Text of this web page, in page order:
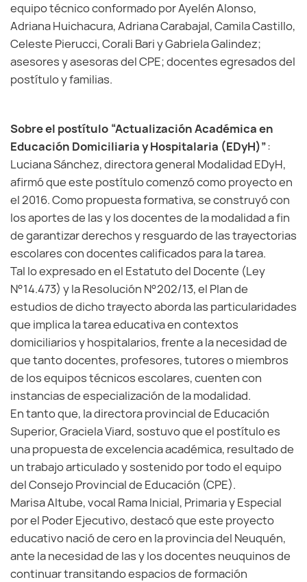
equipo técnico conformado por Ayelén Alonso,
Adriana Huichacura, Adriana Carabajal, Camila Castillo,
Celeste Pierucci, Corali Bari y Gabriela Galindez;
asesores y asesoras del CPE; docentes egresados del
postítulo y familias.
Sobre el postítulo “Actualización Académica en
Educación Domiciliaria y Hospitalaria (EDyH)”:
Luciana Sánchez, directora general Modalidad EDyH,
afirmó que este postítulo comenzó como proyecto en
el 2016. Como propuesta formativa, se construyó con
los aportes de las y los docentes de la modalidad a fin
de garantizar derechos y resguardo de las trayectorias
escolares con docentes calificados para la tarea.
Tal lo expresado en el Estatuto del Docente (Ley
N°14.473) y la Resolución N°202/13, el Plan de
estudios de dicho trayecto aborda las particularidades
que implica la tarea educativa en contextos
domiciliarios y hospitalarios, frente a la necesidad de
que tanto docentes, profesores, tutores o miembros
de los equipos técnicos escolares, cuenten con
instancias de especialización de la modalidad.
En tanto que, la directora provincial de Educación
Superior, Graciela Viard, sostuvo que el postítulo es
una propuesta de excelencia académica, resultado de
un trabajo articulado y sostenido por todo el equipo
del Consejo Provincial de Educación (CPE).
Marisa Altube, vocal Rama Inicial, Primaria y Especial
por el Poder Ejecutivo, destacó que este proyecto
educativo nació de cero en la provincia del Neuquén,
ante la necesidad de las y los docentes neuquinos de
continuar transitando espacios de formación